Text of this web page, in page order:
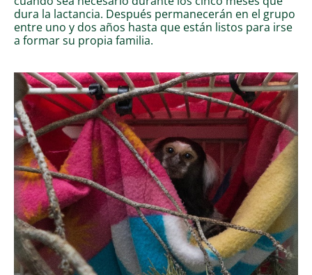
dura la lactancia. Después permanecerán en el grupo
entre uno y dos años hasta que están listos para irse
a formar su propia familia.